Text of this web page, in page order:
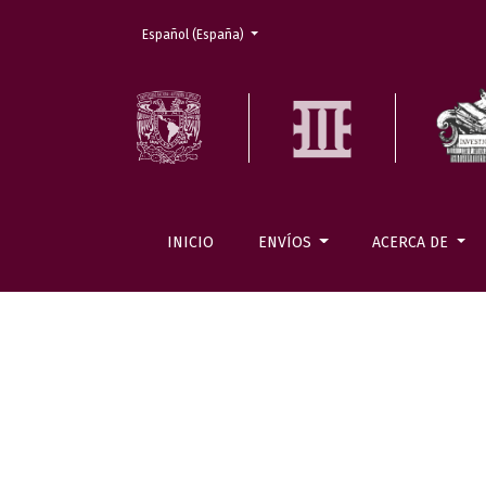
INICIO ENVÍOS ACERCA DE
Cambiar el idioma. El actual es:
Español (España)